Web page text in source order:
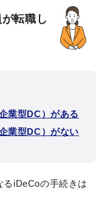
転職し
業型DC）がある
業型DC）がない
iDeCoの手続きは